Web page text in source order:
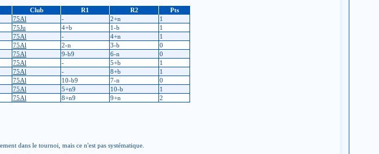
Club R1 R2
Pts
75Al - 2+n
1
75Ju 4+b 1-b
1
75Al - 4+n
1
75Al 2-n 3-b
0
75Al 9-b9 6-n
0
75Al - 5+b
1
75Al - 8+b
1
75Al 10-b9 7-n
0
75Al 5+n9 10-b
1
75Al 8+n9 9+n
2
dans le tournoi, mais ce n'est pas systématique.